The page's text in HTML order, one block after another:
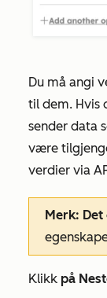
Du må angi
til dem. Hvis
sender data
være
verdier via
Merk: Det
Klikk på